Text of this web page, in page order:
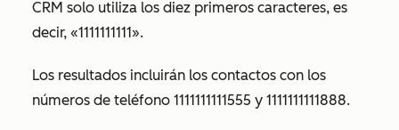
CRM solo utiliza los diez primeros caracteres, es
decir, «1111111111».
Los resultados incluirán los contactos con los
números de teléfono 1111111111555 y 1111111111888.